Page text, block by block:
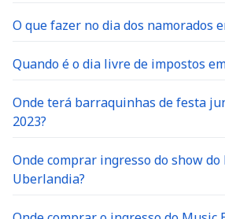
O que fazer no dia dos namorados
Quando é o dia livre de impostos
Onde terá barraquinhas de festa
2023?
Onde comprar ingresso do show do
Uberlandia?
Onde comprar o ingresso do Music